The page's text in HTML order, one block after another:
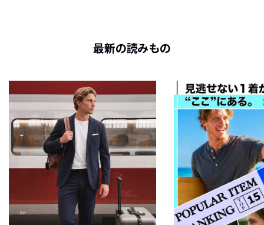
最新の読みもの